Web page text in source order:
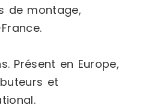
de montage,
Présent en Europe,
et